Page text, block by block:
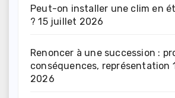
Peut-on installer une clim en
? 15 juillet 2026
Renoncer à une succession :
conséquences, représentation
2026